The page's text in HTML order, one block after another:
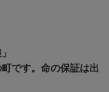
です。命の保証は出